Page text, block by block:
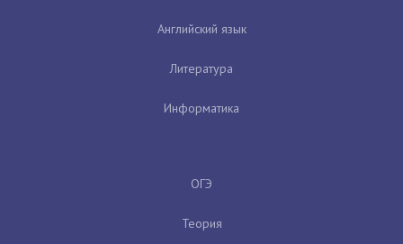
Английский язык
Литература
Информатика
ОГЭ
Теория